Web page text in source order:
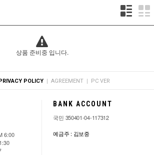
상품 준비중 입니다.
POLICY | AGREEMENT | PC VER
6:00
BANK ACCOUNT
국민 350401-04-117312
예금주 : 김보중